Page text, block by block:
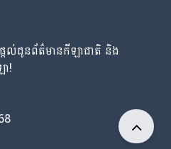
ល់ជូនព័ត៌មានកីឡាជាតិ និង
!